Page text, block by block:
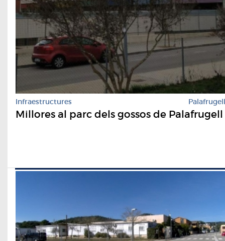
Infraestructures Palafrugell
Millores al parc dels gossos de Palafrugell